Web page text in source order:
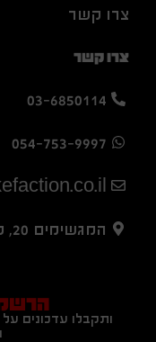
צרו קשר
צרו קשר
03-6850114
054-753-9997
המגשימים 20, פתח תקווה
ותקבלו עדכונים